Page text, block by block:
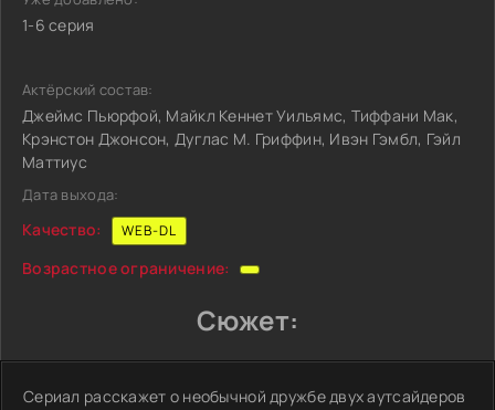
1-6 серия
Актёрский состав:
Джеймс Пьюрфой, Майкл Кеннет Уильямс, Тиффани Мак,
Крэнстон Джонсон, Дуглас М. Гриффин, Ивэн Гэмбл, Гэйл
Маттиус
Дата выхода:
Качество: WEB-DL
Возрастное ограничение:
Сюжет:
Сериал расскажет о необычной дружбе двух аутсайдеров